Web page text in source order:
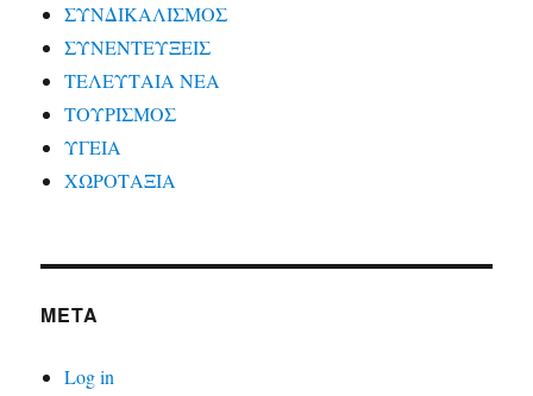
ΣΥΝΔΙΚΑΛΙΣΜΟΣ
ΣΥΝΕΝΤΕΥΞΕΙΣ
ΤΕΛΕΥΤΑΙΑ ΝΕΑ
ΤΟΥΡΙΣΜΟΣ
ΥΓΕΙΑ
ΧΩΡΟΤΑΞΙΑ
META
Log in